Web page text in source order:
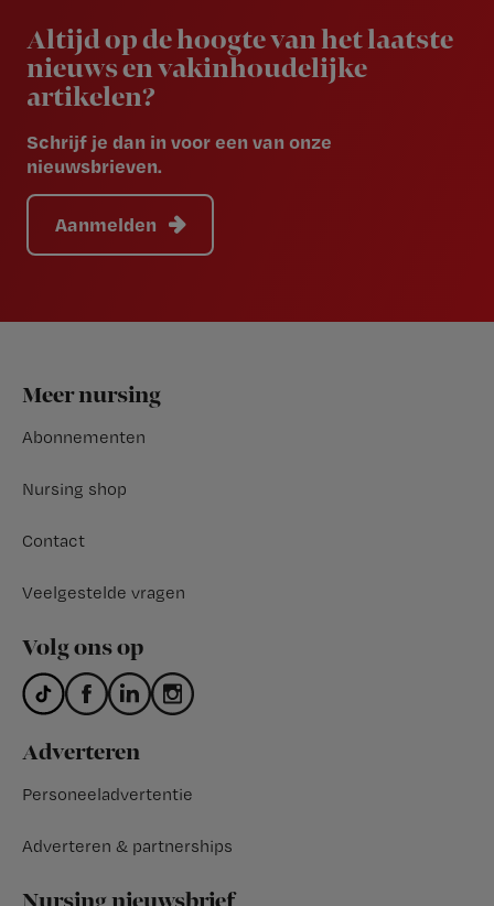
Altijd op de hoogte van het laatste
nieuws en vakinhoudelijke
artikelen?
Schrijf je dan in voor een van onze
nieuwsbrieven.
Aanmelden
Footer
Meer nursing
Abonnementen
Nursing shop
Contact
Veelgestelde vragen
Volg ons op
Adverteren
Personeeladvertentie
Adverteren & partnerships